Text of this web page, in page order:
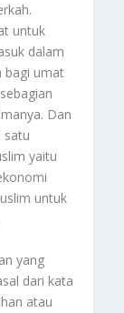
untuk
dalam
bagi umat
Dan
satu
yaitu
untuk
yang
dari kata
atau